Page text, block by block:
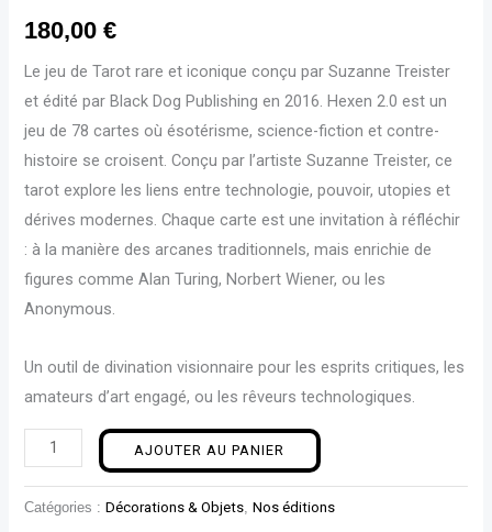
180,00€
Le jeu de Tarot rare et iconique conçu par Suzanne Treister
et édité par Black Dog Publishing en 2016. Hexen 2.0est un
jeu de 78 cartes où ésotérisme, science-fiction et contre-
histoire se croisent. Conçu par l’artiste Suzanne Treister, ce
tarot explore les liens entre technologie, pouvoir, utopies et
dérives modernes. Chaque carte est une invitation à réfléchir
: à la manière des arcanes traditionnels, mais enrichie de
figures comme Alan Turing, Norbert Wiener, ou les
Anonymous.
Un outil de divination visionnaire pour les esprits critiques, les
amateurs d’art engagé, ou les rêveurs technologiques.
AJOUTER AU PANIER
Catégories :Décorations & Objets ,Nos éditions